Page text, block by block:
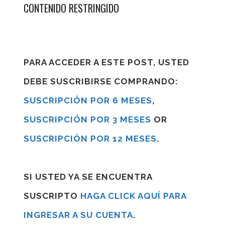
CONTENIDO RESTRINGIDO
PARA ACCEDER A ESTE POST, USTED
DEBE SUSCRIBIRSE COMPRANDO:
SUSCRIPCIÓN POR 6 MESES,
SUSCRIPCIÓN POR 3 MESES OR
SUSCRIPCIÓN POR 12 MESES.
SI USTED YA SE ENCUENTRA
SUSCRIPTO HAGA CLICK AQUÍ PARA
INGRESAR A SU CUENTA.